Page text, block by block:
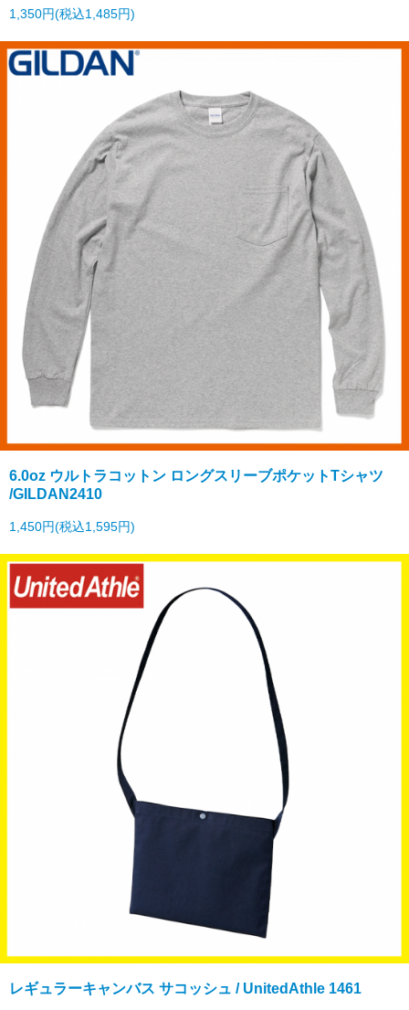
1,350円(税込1,485円)
6.0oz ウルトラコットン ロングスリーブポケットTシャツ
/GILDAN2410
1,450円(税込1,595円)
レギュラーキャンバス サコッシュ / UnitedAthle 1461